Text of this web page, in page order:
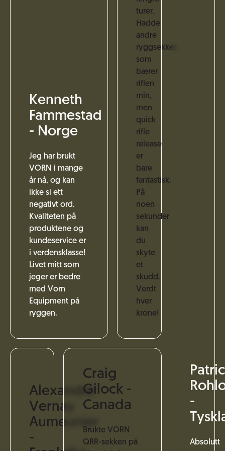
Kenneth
Fammestad
- Norge
Jeg har brukt
VORN i mange
år nå, og kan
ikke si ett
negativt ord.
Kvaliteten på
produktene og
kundeservice er
i verdensklasse!
Livet mitt som
jeger er bedre
med Vorn
Equipment på
ryggen.
turer.
Hadde
andre
ryggsekker
som
bærer
riflen
min,
men
quick
rifle
release
er
bare
fantastisk.
På
noen
sekunder
kan
du
skyte
et
skudd.
Verdt
hver
krone!
-
Absolutt
Alexandre
Vernay
Aumeunier
-
Craig
Gilock -
Canada
Brukte VORN
QRR-sekken på